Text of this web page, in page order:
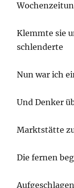
Klemmte sie
schlenderte
Nun war ich
Und Denker
Marktstätte
Die fernen